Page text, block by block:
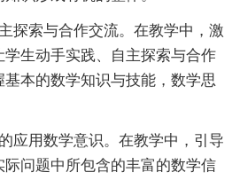
索与合作交流。在教学中，激
生动手实践、自主探索与合作
本的数学知识与技能，数学思
用数学意识。在教学中，引导
问题中所包含的丰富的数学信